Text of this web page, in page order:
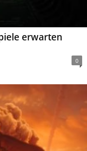
erwarten
0